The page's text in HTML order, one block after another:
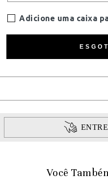
Adicione uma caixa
Você